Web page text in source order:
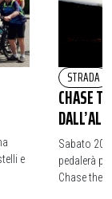
e
STRADA
CHASE
Sabato 20
pedalerà
Chase the